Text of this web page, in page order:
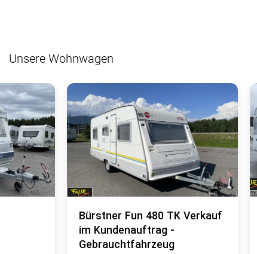
Unsere Wohnwagen
Bürstner Fun 480 TK Verkauf
im Kundenauftrag -
Gebrauchtfahrzeug